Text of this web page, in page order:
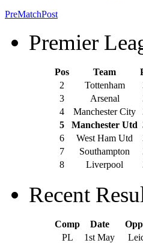
PreMatchPost
Premier
Pos Team
2
Tottenham
3
Arsenal
4
Manchester City
5
Manchester Utd
6
West Ham Utd
7
Southampton
8
Liverpool
Recent
Comp Date
PL
1st May